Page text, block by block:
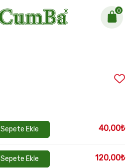
0
Sepete Ekle 40,00₺
Sepete Ekle 120,00₺